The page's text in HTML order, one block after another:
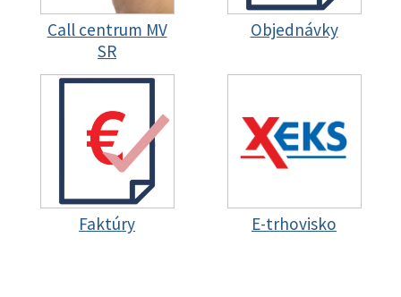
Call centrum MV
SR
Objednávky
Faktúry E-trhovisko